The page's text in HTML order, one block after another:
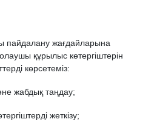
пайдалану жағдайларына
құрылыс көтергіштерін
көрсетеміз:
жабдық таңдау;
жеткізу;